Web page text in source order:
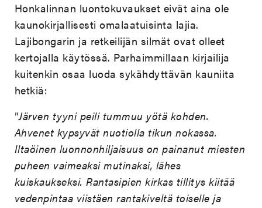
Honkalinnan luontokuvaukset eivät aina ole
kaunokirjallisesti omalaatuisinta lajia.
Lajibongarin ja retkeilijän silmät ovat olleet
kertojalla käytössä. Parhaimmillaan kirjailija
kuitenkin osaa luoda sykähdyttävän kauniita
hetkiä:
”Järven tyyni peili tummuu yötä kohden.
Ahvenet kypsyvät nuotiolla tikun nokassa.
Iltaöinen luonnonhiljaisuus on painanut miesten
puheen vaimeaksi mutinaksi, lähes
kuiskaukseksi. Rantasipien kirkas tillitys kiitää
vedenpintaa viistäen rantakiveltä toiselle ja